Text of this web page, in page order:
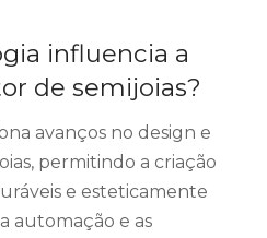
influencia a
de semijoias?
avanços no design e
permitindo a criação
e esteticamente
automação e as